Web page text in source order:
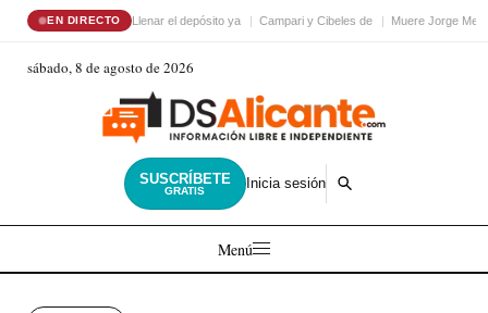
EN DIRECTO Llenar el depósito ya Campari y Cibeles de Muere Jorge
sábado, 8 de agosto de 2026
SUSCRÍBETE
GRATIS Inicia sesión
Menú